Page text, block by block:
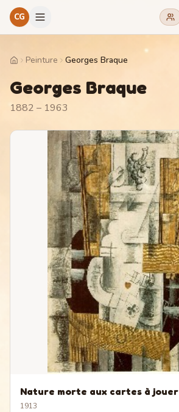
CG
HomePeinture Georges Braque
Georges Braque
1882 – 1963
Nature morte aux cartes à jouer
1913